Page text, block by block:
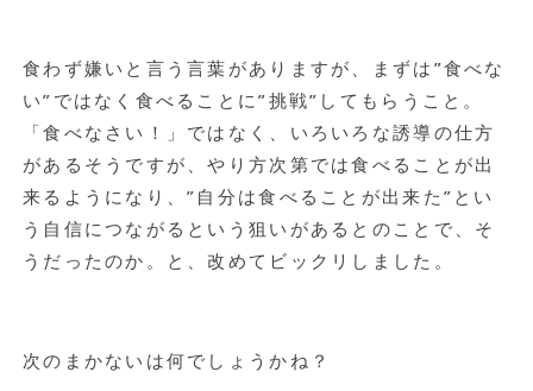
食わず嫌いと言う言葉がありますが、まずは”食べな
い”ではなく食べることに”挑戦”してもらうこと。
「食べなさい！」ではなく、いろいろな誘導の仕方
があるそうですが、やり方次第では食べることが出
来るようになり、”自分は食べることが出来た”とい
う自信につながるという狙いがあるとのことで、そ
うだったのか。と、改めてビックリしました。
次のまかないは何でしょうかね？